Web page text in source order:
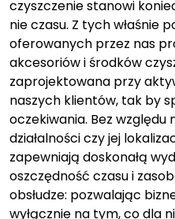
czyszczenie stanowi
nie czasu. Z tych właśnie
oferowanych przez nas
akcesoriów i środków
zaprojektowana przy
naszych klientów, tak by
oczekiwania. Bez
działalności czy jej
zapewniają doskonałą
oszczędność czasu i
obsłudze: pozwalając
wyłącznie na tym, co dla